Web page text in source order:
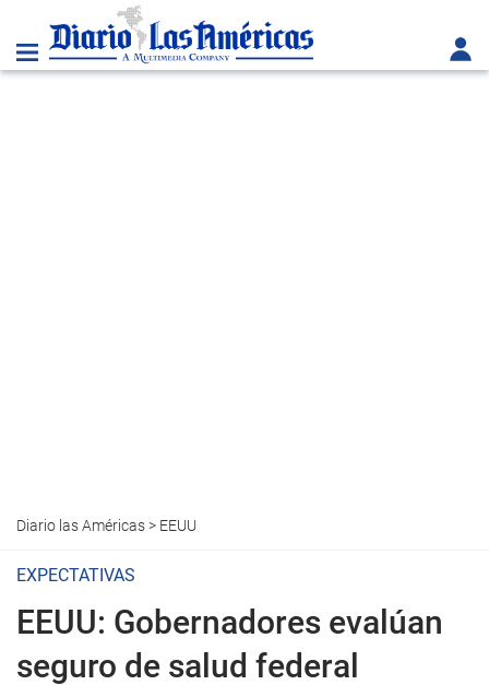
Diario las Américas> EEUU
EXPECTATIVAS
EEUU: Gobernadores evalúan
seguro de salud federal